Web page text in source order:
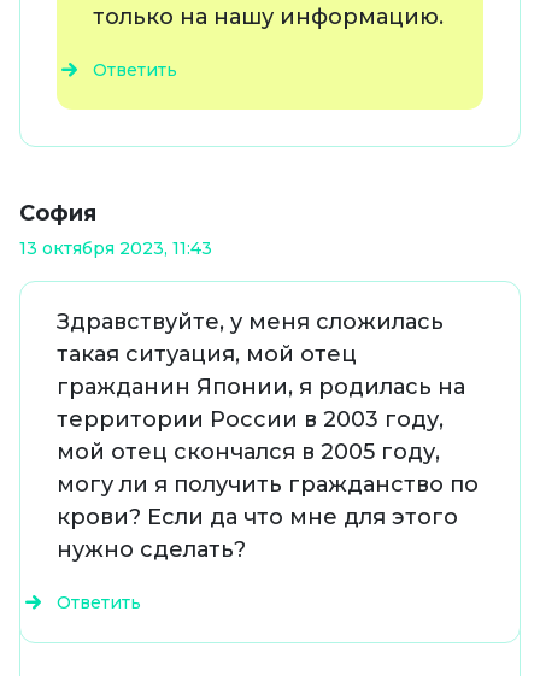
только на нашу информацию.
Ответить
София
13 октября 2023, 11:43
Здравствуйте, у меня сложилась
такая ситуация, мой отец
гражданин Японии, я родилась на
территории России в 2003 году,
мой отец скончался в 2005 году,
могу ли я получить гражданство по
крови? Если да что мне для этого
нужно сделать?
Ответить